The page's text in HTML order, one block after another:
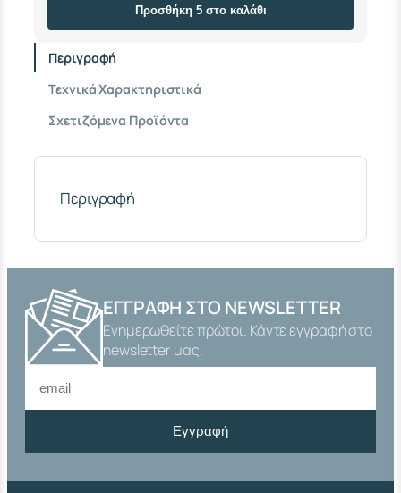
Ρ
Z
3
4
Ο
2
0
0
0
"
Ρ
Ε
Χ
Λ
Προσθήκη 5 στο καλάθι
Περιγραφή
Τεχνικά Χαρακτηριστικά
Σχετιζόμενα Προϊόντα
Περιγραφή
ΕΓΓΡΑΦΉ ΣΤΟ NEWSLETTER
Ενημερωθείτε πρώτοι. Κάντε εγγραφή στο
newsletter μας.
Εγγραφή